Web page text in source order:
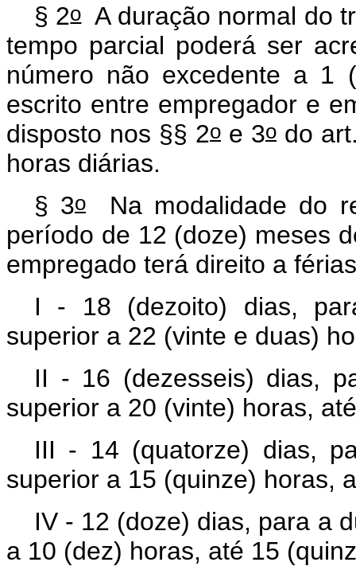
§ 2oA duração normal do
tempo parcial poderá ser
número não excedente a 1
escrito entre empregador e
disposto nos §§ 2o e 3o do
horas diárias.
§ 3oNa modalidade do
período de 12 (doze) meses
empregado terá direito a
I - 18 (dezoito) dias,
superior a 22 (vinte e duas)
II - 16 (dezesseis) dias,
superior a 20 (vinte) horas,
III - 14 (quatorze) dias,
superior a 15 (quinze) horas,
IV - 12 (doze) dias, para a
a 10 (dez) horas, até 15